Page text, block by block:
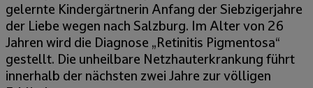
gelernte Kindergärtnerin Anfang der Siebzigerjahre
der Liebe wegen nach Salzburg. Im Alter von 26
Jahren wird die Diagnose „Retinitis Pigmentosa“
gestellt. Die unheilbare Netzhauterkrankung führt
innerhalb der nächsten zwei Jahre zur völligen